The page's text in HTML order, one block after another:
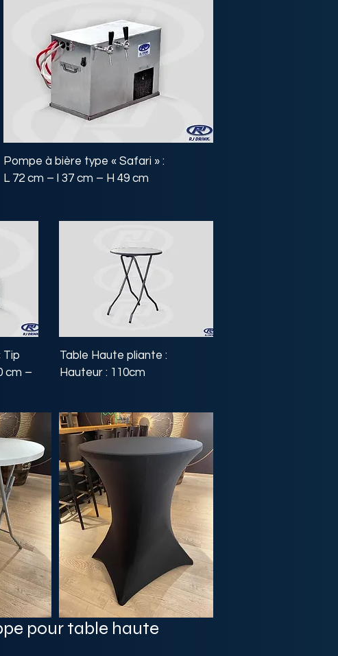
Pompe à bière type « Safari » :
L 72 cm – l 37 cm – H 49 cm
Tip
cm –
Table Haute pliante :
Hauteur : 110cm
pour table haute